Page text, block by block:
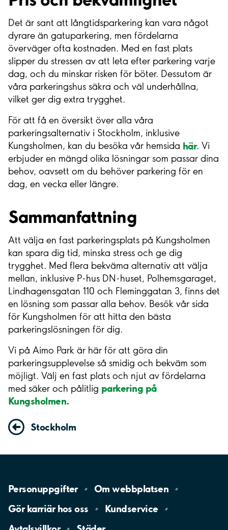
Det är sant att långtidsparkering kan vara något
dyrare än gatuparkering, men fördelarna
överväger ofta kostnaden. Med en fast plats
slipper du stressen av att leta efter parkering varje
dag, och du minskar risken för böter. Dessutom är
våra parkeringshus säkra och väl underhållna,
vilket ger dig extra trygghet.
För att få en översikt över alla våra
parkeringsalternativ i Stockholm, inklusive
Kungsholmen, kan du besöka vår hemsida här. Vi
erbjuder en mängd olika lösningar som passar dina
behov, oavsett om du behöver parkering för en
dag, en vecka eller längre.
Sammanfattning
Att välja en fast parkeringsplats på Kungsholmen
kan spara dig tid, minska stress och ge dig
trygghet. Med flera bekväma alternativ att välja
mellan, inklusive P-hus DN-huset, Polhemsgaraget,
Lindhagensgatan 110 och Fleminggatan 3, finns det
en lösning som passar alla behov. Besök vår sida
för Kungsholmen för att hitta den bästa
parkeringslösningen för dig.
Vi på Aimo Park är här för att göra din
parkeringsupplevelse så smidig och bekväm som
möjligt. Välj en fast plats och njut av fördelarna
med säker och pålitlig parkering på
Kungsholmen.
Stockholm
Personuppgifter Omwebbplatsen
Gör karriär hososs
Kundservice